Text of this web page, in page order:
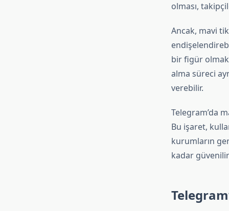
olması,
Ancak, mavi
bir figür olmak
alma süreci
verebilir.
Telegram’da
Bu işaret,
kurumların
kadar